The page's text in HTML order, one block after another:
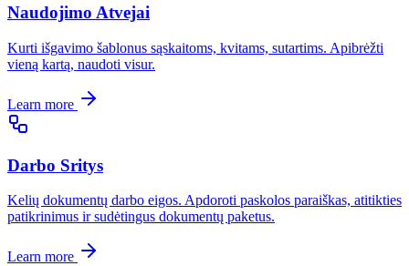
Naudojimo Atvejai
Kurti išgavimo šablonus sąskaitoms, kvitams, sutartims. Apibrėžti
vieną kartą, naudoti visur.
Learn more
Darbo Sritys
Kelių dokumentų darbo eigos. Apdoroti paskolos paraiškas, atitikties
patikrinimus ir sudėtingus dokumentų paketus.
Learn more